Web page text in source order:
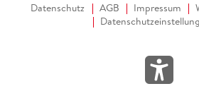
Datenschutz AGB Impressum